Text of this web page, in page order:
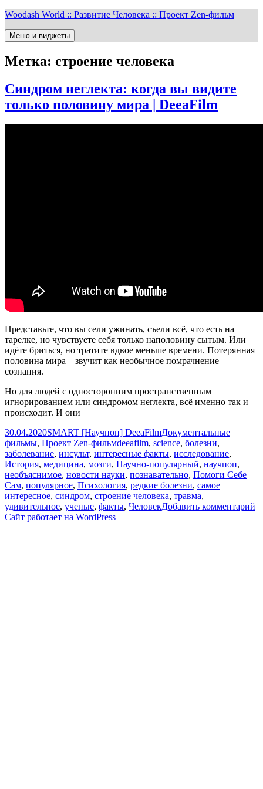
Перейти
содержимому
Woodash World :: Развитие Человека :: Проект Zen-фильм
Меню и виджеты
Метка: строение человека
Синдром неглекта: когда вы видите
только половину мира | DeeaFilm
Представьте, что вы сели ужинать, съели всё, что есть на
тарелке, но чувствуете себя только наполовину сытым. Или
идёте бриться, но тратите вдвое меньше времени. Потерянная
половина мира – звучит как необычное помрачнение
сознания.
Но для людей с односторонним пространственным
игнорированием или синдромом неглекта, всё именно так и
происходит. И они
Опубликовано
30.04.2020Автор
SMART [Научпоп] DeeaFilmРубрики
Документальные
фильмы, Проект Zen-фильмМетки
deeafilm, science, болезни,
заболевание, инсульт, интересные факты, исследование,
История, медицина, мозги, Научно-популярный, научпоп,
необъяснимое, новости науки, познавательно, Помоги Себе
Сам, популярное, Психология, редкие болезни, самое
интересное, синдром, строение человека, травма,
удивительное, ученые, факты, ЧеловекДобавить комментарий
Сайт работает на WordPress